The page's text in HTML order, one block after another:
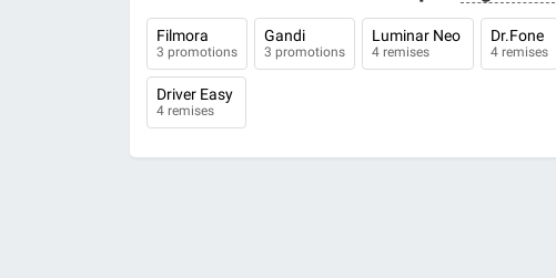
Filmora
3 promotions
Gandi
3 promotions
Luminar Neo
4 remises
Dr.Fone
4 remises
Driver Easy
4 remises